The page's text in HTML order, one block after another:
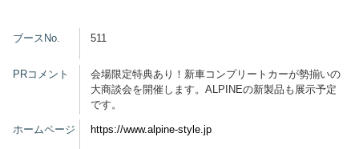
チケット
イベント
コンテスト
ブースNo. 511
PRコメント
会場限定特典あり！新車コンプリートカーが勢揃いの
大商談会を開催します。ALPINEの新製品も展示予定
です。
ホームページ https://www.alpine-style.jp